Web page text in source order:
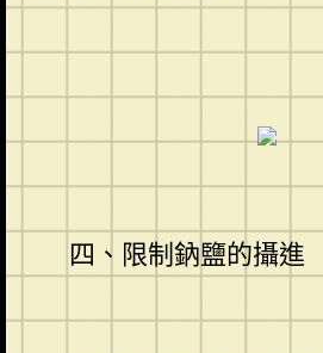
四、限制鈉鹽的攝進